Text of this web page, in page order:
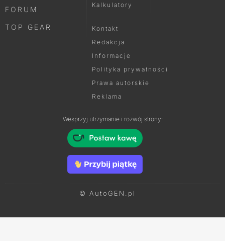
FORUM
TOP GEAR
Kalkulatory
Kontakt
Redakcja
Informacje
Polityka prywatności
Prawa autorskie
Reklama
Wesprzyj utrzymanie i rozwój strony:
© AutoGEN.pl